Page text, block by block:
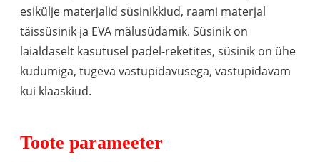
esikülje materjalid süsinikkiud, raami materjal
täissüsinik ja EVA mälusüdamik. Süsinik on
laialdaselt kasutusel padel-reketites, süsinik on ühe
kudumiga, tugeva vastupidavusega, vastupidavam
kui klaaskiud.
Toote parameeter